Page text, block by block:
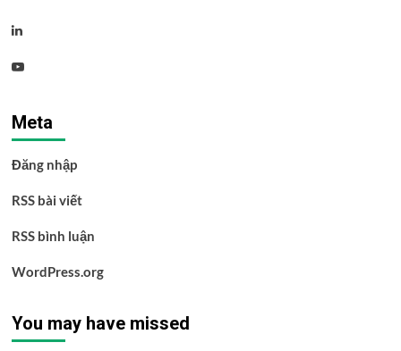
Linkedin
Youtube
Meta
Đăng nhập
RSS bài viết
RSS bình luận
WordPress.org
You may have missed